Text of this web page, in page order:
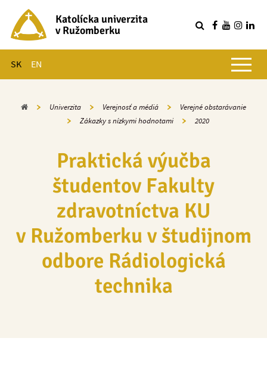
Katolícka univerzita
v Ružomberku
SK EN
Hlavné menu
Domov Univerzita Verejnosť a médiá
Verejné obstarávanie
Zákazky s nízkymi hodnotami
2020
Praktická výučba
študentov Fakulty
zdravotníctva KU
v Ružomberku v študijnom
odbore Rádiologická
technika